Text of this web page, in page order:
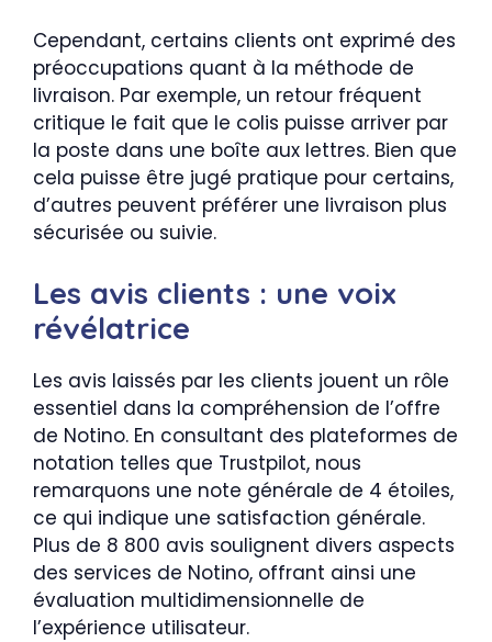
Cependant, certains clients ont exprimé des
préoccupations quant à la méthode de
livraison. Par exemple, un retour fréquent
critique le fait que le colis puisse arriver par
la poste dans une boîte aux lettres. Bien que
cela puisse être jugé pratique pour certains,
d’autres peuvent préférer une livraison plus
sécurisée ou suivie.
Les avis clients : une voix
révélatrice
Les avis laissés par les clients jouent un rôle
essentiel dans la compréhension de l’offre
de Notino. En consultant des plateformes de
notation telles que Trustpilot, nous
remarquons une note générale de 4 étoiles,
ce qui indique une satisfaction générale.
Plus de 8 800 avis soulignent divers aspects
des services de Notino, offrant ainsi une
évaluation multidimensionnelle de
l’expérience utilisateur.